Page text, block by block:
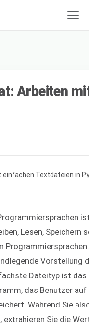
Arbeiten
Lesen, Speichern
Vorstellung
Dateityp ist
das Benutzer
Während Sie
extrahieren Sie die